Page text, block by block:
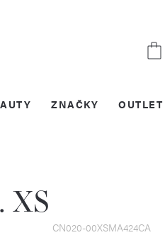
OUTLET
ZNAČKY
XS
CN020-00XSMA424CA